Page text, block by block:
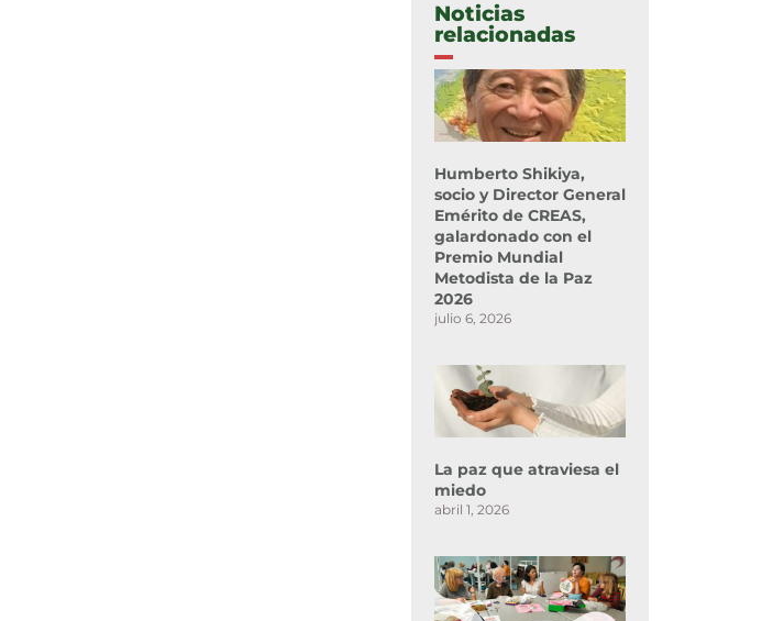
Noticias
relacionadas
Humberto Shikiya,
socio y Director General
Emérito de CREAS,
galardonado con el
Premio Mundial
Metodista de la Paz
2026
julio 6, 2026
La paz que atraviesa el
miedo
abril 1, 2026